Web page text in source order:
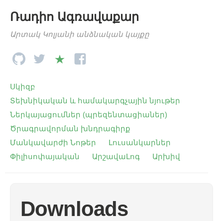
Ռադիո Ագռավաքար
Արտակ Կոլյանի անձնական կայքը
Սկիզբ
Տեխնիկական և համակարգչային նյութեր
Ներկայացումներ (պրեզենտացիաներ)
Ծրագրավորման խնդրագիրք
Մանկավարժի Նոթեր
Լուսանկարներ
Փիլիսոփայական
ԱրշավաԼոգ Արխիվ
Downloads